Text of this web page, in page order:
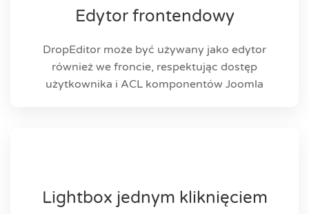
Edytor frontendowy
DropEditor może być używany jako edytor
również we froncie, respektując dostęp
użytkownika i ACL komponentów Joomla
Lightbox jednym kliknięciem